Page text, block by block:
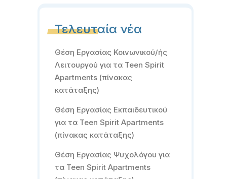
Τελευταία νέα
Θέση Εργασίας Κοινωνικού/ής
Λειτουργού για τα Teen Spirit
Apartments (πίνακας
κατάταξης)
Θέση Εργασίας Εκπαιδευτικού
για τα Teen Spirit Apartments
(πίνακας κατάταξης)
Θέση Εργασίας Ψυχολόγου για
τα Teen Spirit Apartments